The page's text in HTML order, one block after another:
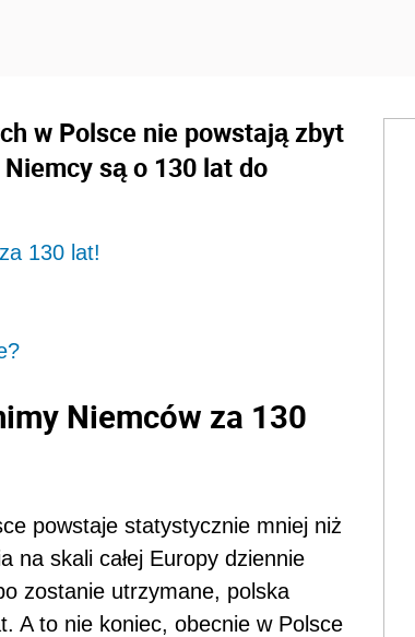
w Polsce nie powstają zbyt
są o 130 lat do
130 lat!
Niemców za 130
powstaje statystycznie mniej niż
na skali całej Europy dziennie
zostanie utrzymane, polska
A to nie koniec, obecnie w Polsce